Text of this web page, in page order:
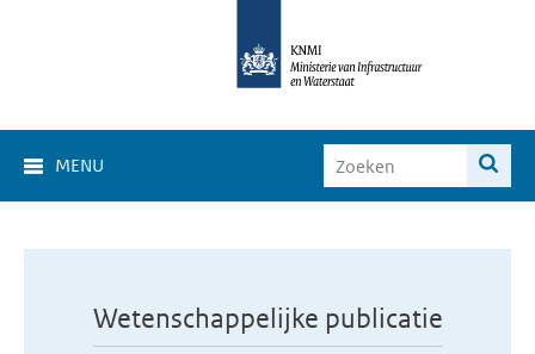
MENU
Wetenschappelijke publicatie